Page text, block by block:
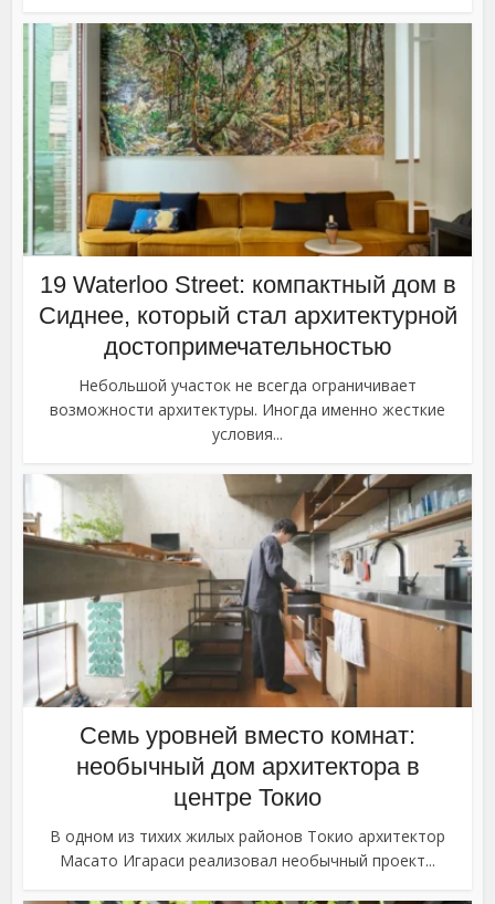
19 Waterloo Street: компактный дом в
Сиднее, который стал архитектурной
достопримечательностью
Небольшой участок не всегда ограничивает
возможности архитектуры. Иногда именно жесткие
условия...
Семь уровней вместо комнат:
необычный дом архитектора в
центре Токио
В одном из тихих жилых районов Токио архитектор
Масато Игараси реализовал необычный проект...